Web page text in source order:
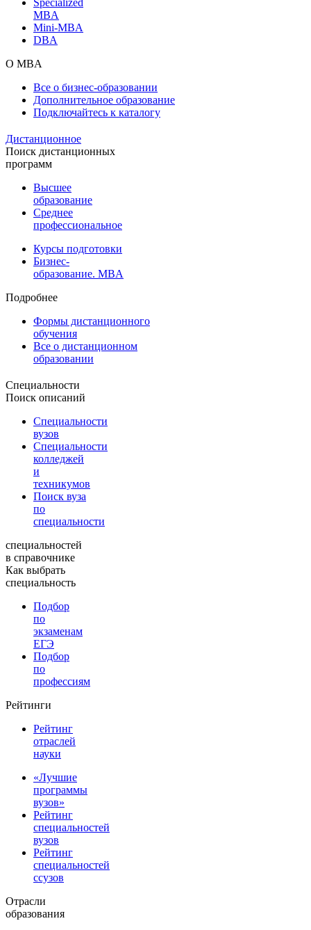
MBA
Mini-MBA
DBA
О MBA
Все о бизнес-образовании
Дополнительное образование
Подключайтесь к каталогу
Дистанционное
Поиск дистанционных
программ
Высшее
образование
Среднее
профессиональное
Курсы подготовки
Бизнес-
образование. MBA
Подробнее
Формы дистанционного
обучения
Все о дистанционном
образовании
Специальности
Поиск описаний
Специальности
вузов
Специальности
колледжей
и
техникумов
Поиск вуза
по
специальности
специальностей
в справочнике
Как выбрать
специальность
Подбор
по
экзаменам
ЕГЭ
Подбор
по
профессиям
Рейтинги
Рейтинг
отраслей
науки
«Лучшие
программы
вузов»
Рейтинг
специальностей
вузов
Рейтинг
специальностей
ссузов
Отрасли
образования